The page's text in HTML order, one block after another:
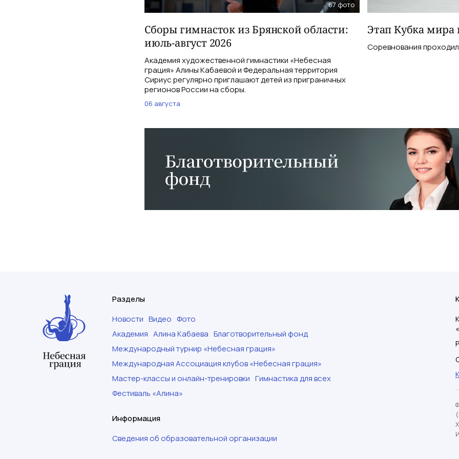
67 фото
Сборы гимнасток из Брянской области:
июль-август 2026
Академия художественной гимнастики «Небесная
грация» Алины Кабаевой и Федеральная территория
Сириус регулярно приглашают детей из приграничных
регионов России на сборы.
06 августа
Этап Кубка мира
Соревнования
Разделы
Новости Видео Фото
Академия Алина Кабаева Благотворительный фонд
Международный турнир «Небесная грация»
Международная Ассоциация клубов «Небесная грация»
Мастер-классы и онлайн-тренировки Гимнастика для всех
Фестиваль «Алина»
Информация
Сведения об образовательной организации